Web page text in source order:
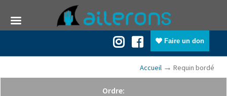
Faire un don
Accueil → Requin bordé
Ordre: